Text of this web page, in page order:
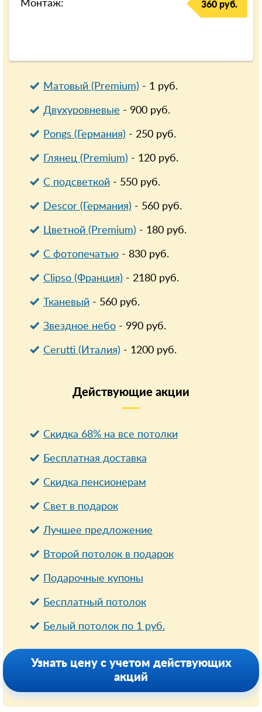
Монтаж: 360 руб.
Матовый (Premium) - 1руб.
Двухуровневые - 900руб.
Pongs (Германия) - 250руб.
Глянец (Premium) - 120руб.
С подсветкой- 550руб.
Descor (Германия) - 560руб.
Цветной (Premium) - 180руб.
С фотопечатью- 830руб.
Clipso (Франция) - 2180руб.
Тканевый- 560руб.
Звездное небо- 990руб.
Cerutti (Италия) - 1200руб.
Действующие акции
Скидка 68% на все потолки
Бесплатная доставка
Cкидка пенсионерам
Свет в подарок
Лучшее предложение
Второй потолок в подарок
Подарочные купоны
Бесплатный потолок
Белый потолок по 1 руб.
Узнать цену с учетом действующих
акций